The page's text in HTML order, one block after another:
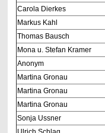
Carola Dierkes
Markus Kahl
Thomas Bausch
Mona u. Stefan Kramer
Anonym
Martina Gronau
Martina Gronau
Martina Gronau
Sonja Ussner